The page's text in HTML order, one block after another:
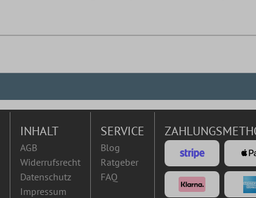
INHALT
AGB
Widerrufsrecht
Datenschutz
Impressum
SERVICE
Blog
Ratgeber
FAQ